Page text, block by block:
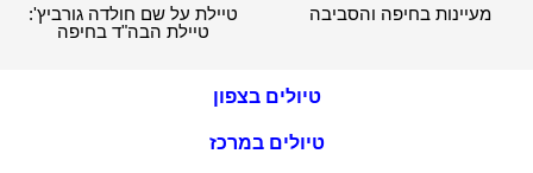
מעיינות בחיפה והסביבה
טיילת על שם חולדה גורביץ':
טיילת הבה"ד בחיפה
טיולים בצפון
טיולים במרכז